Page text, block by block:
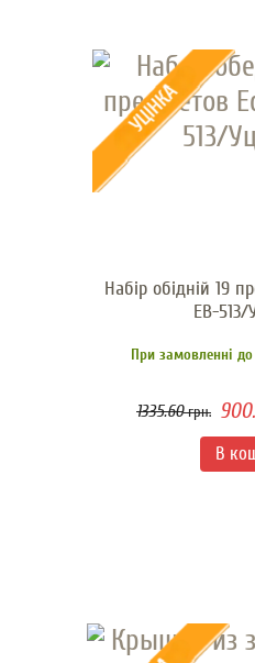
Набір обідній 19
EB-513/
При замовленні
1335.60грн.